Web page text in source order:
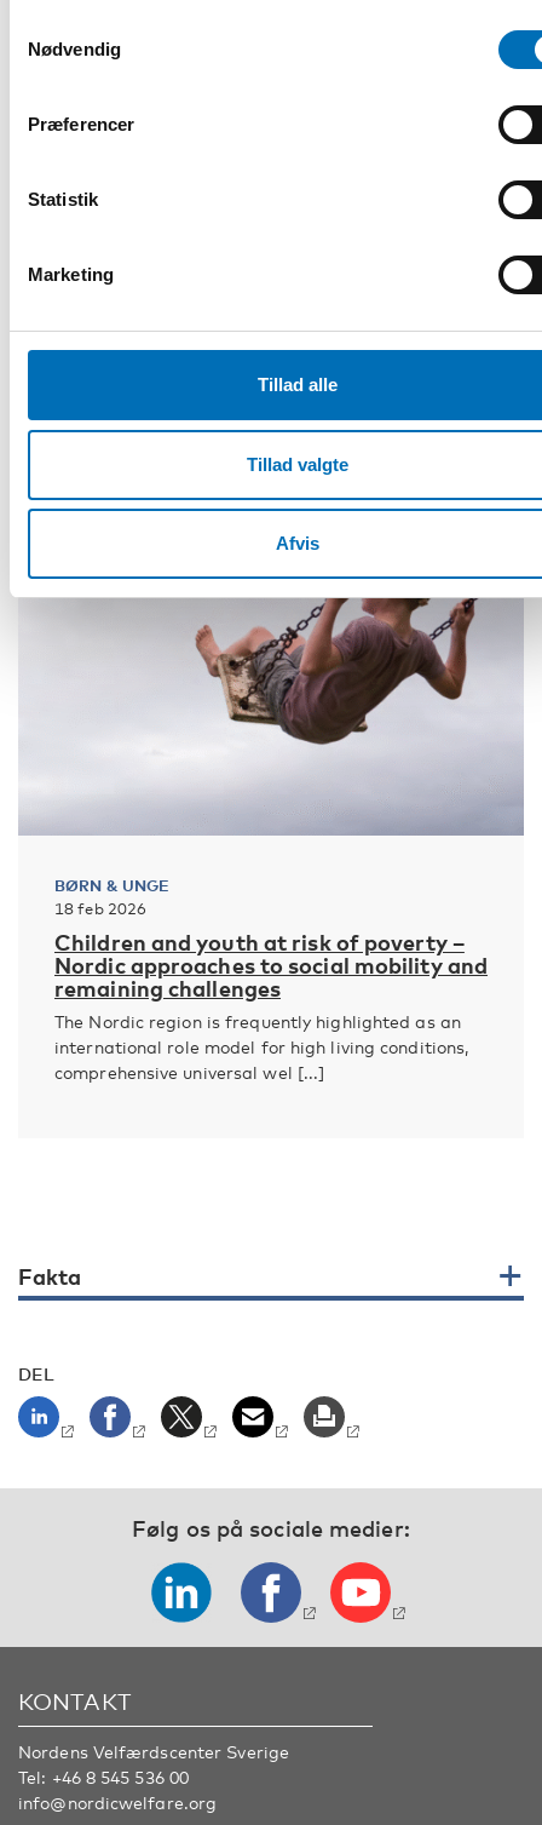
Nødvendig
Præferencer
Statistik
Marketing
Tillad alle
Tillad valgte
Afvis
BØRN & UNGE
18 feb 2026
Children and youth at risk of poverty –
Nordic approaches to social mobility and
remaining challenges
The Nordic region is frequently highlighted as an
international role model for high living conditions,
comprehensive universal wel [...]
Fakta
DEL
Følg os på sociale medier:
KONTAKT
Nordens Velfærdscenter Sverige
Tel: +46 8 545 536 00
info@nordicwelfare.org